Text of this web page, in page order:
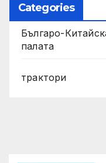
Categories
Българо-
палата
трактори